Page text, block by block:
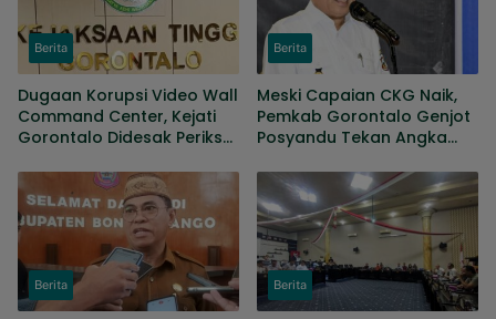
Berita
Dugaan Korupsi Video Wall
Command Center, Kejati
Gorontalo Didesak Periksa
2019-2024
Berita
Meski Capaian CKG Naik,
Pemkab Gorontalo Genjot
Posyandu Tekan Angka
Berita Berita